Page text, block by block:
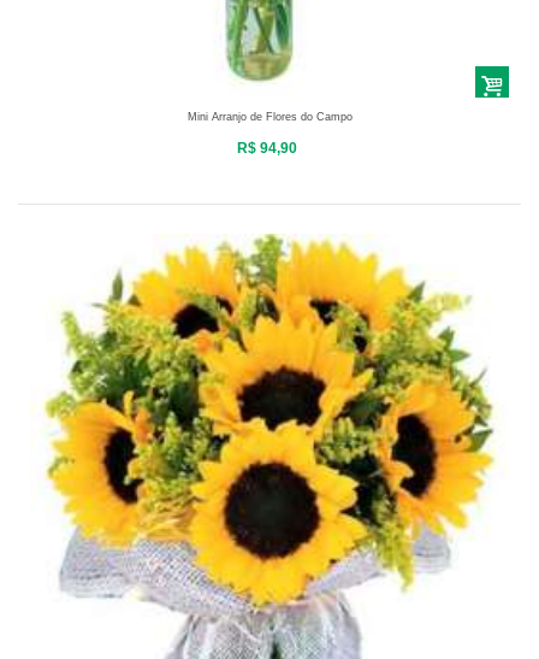
Mini Arranjo de Flores do Campo
R$ 94,90